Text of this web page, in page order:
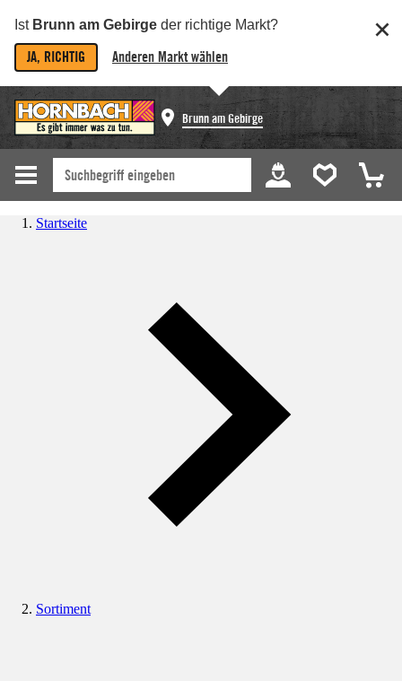
Ist Brunn am Gebirge der richtige Markt?
JA, RICHTIG Anderen Markt wählen
Brunn am Gebirge
Startseite
Sortiment